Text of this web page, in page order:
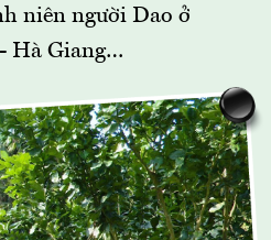
niên người Dao ở
Hà Giang…